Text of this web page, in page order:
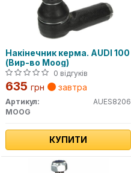
Накінечник керма. AUDI 100
(Вир-во Moog)
0 відгуків
635 грн завтра
Артикул:
AUES8206
MOOG
КУПИТИ